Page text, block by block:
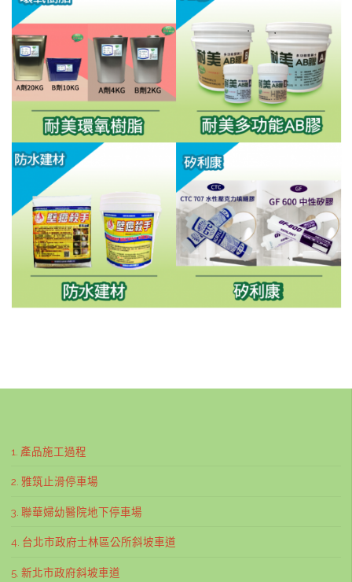
1. 產品施工過程
2. 雅筑止滑停車場
3. 聯華婦幼醫院地下停車場
4. 台北市政府士林區公所斜坡車道
5. 新北市政府斜坡車道